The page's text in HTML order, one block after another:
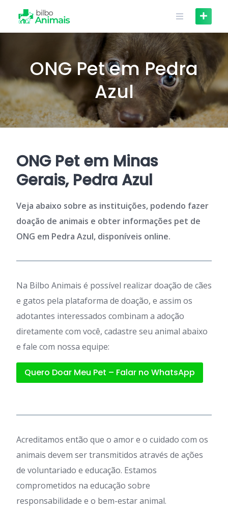
content
ONG Pet em Pedra
Azul
ONG Pet em Minas
Gerais, Pedra Azul
Veja abaixo sobre as instituições, podendo fazer
doação de animais e obter informações pet de
ONG em Pedra Azul, disponíveis online.
Na Bilbo Animais é possível realizar doação de cães
e gatos pela plataforma de doação, e assim os
adotantes interessados combinam a adoção
diretamente com você, cadastre seu animal abaixo
e fale com nossa equipe:
Quero Doar Meu Pet – Falar no WhatsApp
Acreditamos então que o amor e o cuidado com os
animais devem ser transmitidos através de ações
de voluntariado e educação. Estamos
comprometidos na educação sobre
responsabilidade e o bem-estar animal.